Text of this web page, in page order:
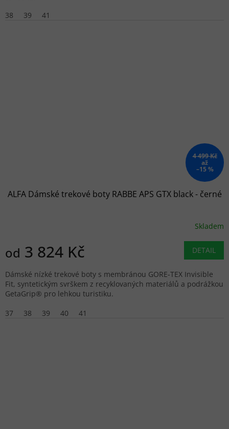
38
39 41
4 499 Kč
až
–15 %
ALFA Dámské trekové boty RABBE APS GTX black - černé
Skladem
od 3 824 Kč DETAIL
Dámské nízké trekové boty s membránou GORE-TEX Invisible
Fit, syntetickým svrškem z recyklovaných materiálů a podrážkou
GetaGrip® pro lehkou turistiku.
37
38 39 40 41